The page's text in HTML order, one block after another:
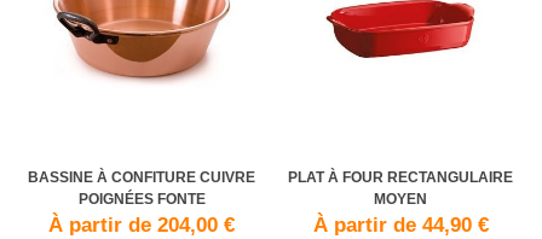
BASSINE À CONFITURE CUIVRE
POIGNÉES FONTE
À partir de 204,00 €
PLAT À FOUR RECTANGULAIRE
MOYEN
À partir de 44,90 €